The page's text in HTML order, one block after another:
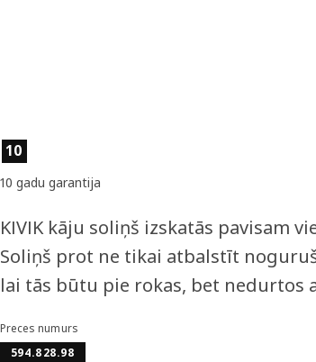
Preces īpašības
10
10 gadu garantija
KIVIK kāju soliņš izskatās pavisam
Soliņš prot ne tikai atbalstīt
lai tās būtu pie rokas, bet nedurtos
Preces numurs
594.828.98